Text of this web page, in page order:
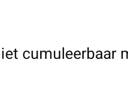
cumuleerbaar